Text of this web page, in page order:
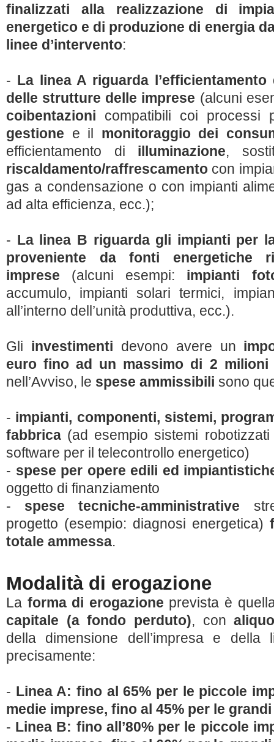
finalizzati alla realizzazione di
energetico e di produzione di energia
linee d’intervento:
- La linea A riguarda
delle strutture delle imprese (alcuni
coibentazioni compatibili coi processi
gestione e il monitoraggio dei
efficientamento di illuminazione,
riscaldamento/raffrescamento con
gas a condensazione o con impianti
ad alta efficienza, ecc.);
- La linea B riguarda gli impianti per
proveniente da fonti energetiche
imprese (alcuni esempi: impianti
accumulo, impianti solari termici,
all’interno dell’unità produttiva, ecc.).
Gli investimenti devono avere un
euro fino ad un massimo di 2 milioni
nell’Avviso, le spese ammissibili sono
- impianti, componenti, sistemi,
fabbrica (ad esempio sistemi robotizzati
software per il telecontrollo energetico)
- spese per opere edili ed
oggetto di finanziamento
- spese tecniche-amministrative
progetto (esempio: diagnosi energetica)
totale ammessa.
Modalità di erogazione
La forma di erogazione prevista è
capitale (a fondo perduto), con
della dimensione dell’impresa e della
precisamente:
- Linea A: fino al 65% per le piccole
medie imprese, fino al 45% per le
- Linea B: fino all’80% per le piccole